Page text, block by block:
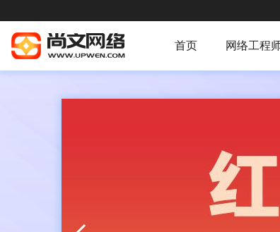
首页 网络工程